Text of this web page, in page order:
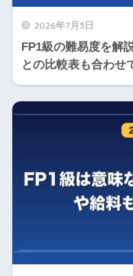
2026年7月3日
FP1級の難易度を解
との比較表も合わせ